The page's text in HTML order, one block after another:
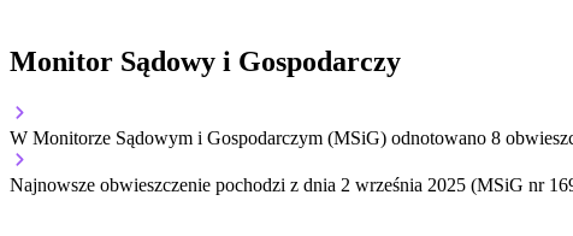
Monitor Sądowy i Gospodarczy
W Monitorze Sądowym i Gospodarczym (MSiG) odnotowano 8
Najnowsze obwieszczenie pochodzi z dnia 2 września 2025 (MSiG nr